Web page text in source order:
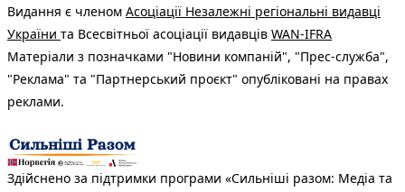
Видання є членом Асоціації Незалежні регіональні видавці
України та Всесвітньої асоціації видавців WAN-IFRA
Матеріали з позначками "Новини компаній", "Прес-служба",
"Реклама" та "Партнерський проєкт" опубліковані на правах
реклами.
Здійснено за підтримки програми «Сильніші разом: Медіа та